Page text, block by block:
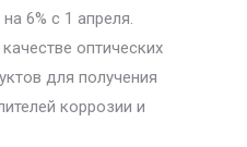
6% с 1 апреля.
оптических
для получения
коррозии и